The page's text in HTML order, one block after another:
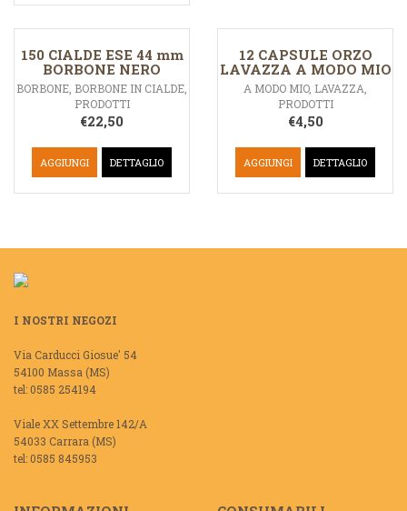
150 CIALDE ESE 44 mm
BORBONE NERO
BORBONE, BORBONE IN CIALDE,
PRODOTTI
€22,50
AGGIUNGI DETTAGLIO
12 CAPSULE ORZO
LAVAZZA A MODO MIO
A MODO MIO, LAVAZZA,
PRODOTTI
€4,50
AGGIUNGI DETTAGLIO
I NOSTRI NEGOZI
Via Carducci Giosue' 54
54100 Massa (MS)
tel: 0585 254194
Viale XX Settembre 142/A
54033 Carrara (MS)
tel: 0585 845953